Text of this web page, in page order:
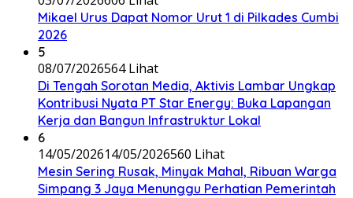
Mikael Urus Dapat Nomor Urut 1 di Pilkades Cumbi
2026
5
08/07/2026564 Lihat
Di Tengah Sorotan Media, Aktivis Lambar Ungkap
Kontribusi Nyata PT Star Energy: Buka Lapangan
Kerja dan Bangun Infrastruktur Lokal
6
14/05/202614/05/2026560 Lihat
Mesin Sering Rusak, Minyak Mahal, Ribuan Warga
Simpang 3 Jaya Menunggu Perhatian Pemerintah